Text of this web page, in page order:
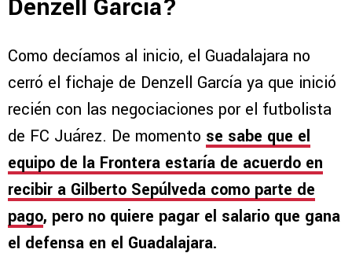
Denzell García?
Como decíamos al inicio, el Guadalajara no
cerró el fichaje de Denzell García ya que inició
recién con las negociaciones por el futbolista
de FC Juárez. De momento se sabe que el
equipo de la Frontera estaría de acuerdo en
recibir a Gilberto Sepúlveda como parte de
pago, pero no quiere pagar el salario que gana
el defensa en el Guadalajara.